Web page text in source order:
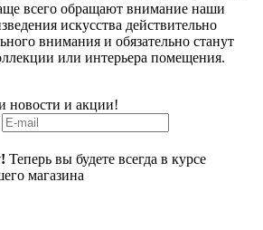
всего обращают внимание наши
искусства действительно
внимания и обязательно станут
или интерьера помещения.
новости и акции!
Теперь вы будете всегда в курсе
магазина